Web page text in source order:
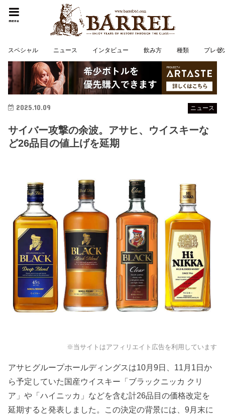
menu
スペシャル ニュース インタビュー 飲み方 種類 プレゼ
ニュース
2025.10.09
サイバー攻撃の余波。アサヒ、ウイスキーな
ど26品目の値上げを延期
※当サイトはアフィリエイト広告を利用しています
アサヒグループホールディングスは10月9日、11月1日か
ら予定していた国産ウイスキー「ブラックニッカ クリ
ア」や「ハイニッカ」などを含む計26品目の価格改定を
延期すると発表しました。この決定の背景には、9月末に